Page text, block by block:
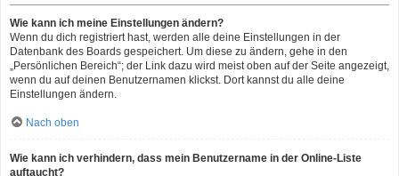
Wie kann ich meine Einstellungen ändern?
Wenn du dich registriert hast, werden alle deine Einstellungen in der
Datenbank des Boards gespeichert. Um diese zu ändern, gehe in den
„Persönlichen Bereich“; der Link dazu wird meist oben auf der Seite angezeigt,
wenn du auf deinen Benutzernamen klickst. Dort kannst du alle deine
Einstellungen ändern.
Nach oben
Wie kann ich verhindern, dass mein Benutzername in der Online-Liste
auftaucht?